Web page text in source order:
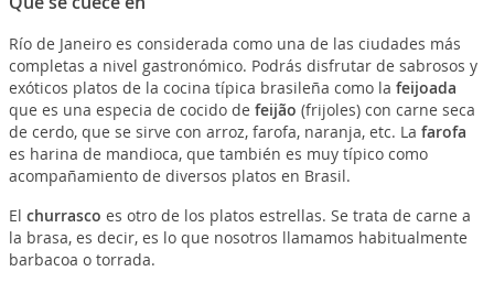
Río de Janeiro es considerada como una de las ciudades más
completas a nivel gastronómico. Podrás disfrutar de sabrosos y
exóticos platos de la cocina típica brasileña como la feijoada
que es una especia de cocido de feijão (frijoles) con carne seca
de cerdo, que se sirve con arroz, farofa, naranja, etc. La farofa
es harina de mandioca, que también es muy típico como
acompañamiento de diversos platos en Brasil.
El churrasco es otro de los platos estrellas. Se trata de carne a
la brasa, es decir, es lo que nosotros llamamos habitualmente
barbacoa o torrada.